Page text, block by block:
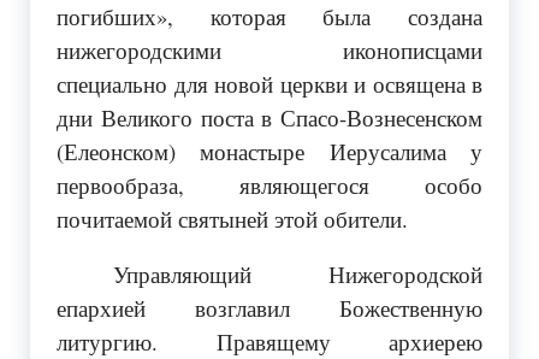
погибших», которая была создана
нижегородскими иконописцами
специально для новой церкви и освящена в
дни Великого поста в Спасо-Вознесенском
(Елеонском) монастыре Иерусалима у
первообраза, являющегося особо
почитаемой святыней этой обители.
Управляющий Нижегородской
епархией возглавил Божественную
литургию. Правящему архиерею